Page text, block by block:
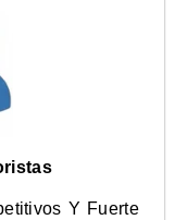
Y Fuerte